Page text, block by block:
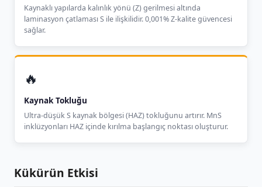
Kaynaklı yapılarda kalınlık yönü (Z) gerilmesi altında
laminasyon çatlaması S ile ilişkilidir. 0,001% Z-kalite güvencesi
sağlar.
🔥
Kaynak Tokluğu
Ultra-düşük S kaynak bölgesi (HAZ) tokluğunu artırır. MnS
inklüzyonları HAZ içinde kırılma başlangıç noktası oluşturur.
Kükürün Etkisi